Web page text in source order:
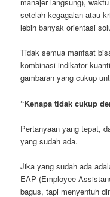
manajer langsung),
setelah kegagalan atau
lebih banyak orientasi
Tidak semua manfaat
kombinasi indikator
gambaran yang cukup
“Kenapa tidak cukup
Pertanyaan yang tepat,
yang sudah ada.
Jika yang sudah ada
EAP (Employee
bagus, tapi menyentuh